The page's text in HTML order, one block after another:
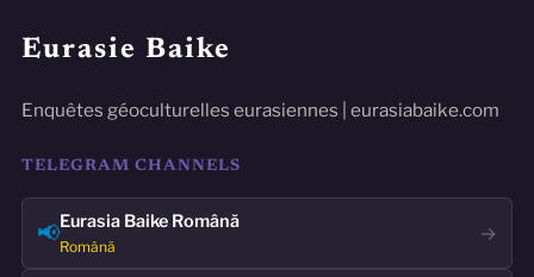
Eurasie Baike
Enquêtes géoculturelles eurasiennes | eurasiabaike.com
TELEGRAM CHANNELS
📢Eurasia Baike Română
Română
→